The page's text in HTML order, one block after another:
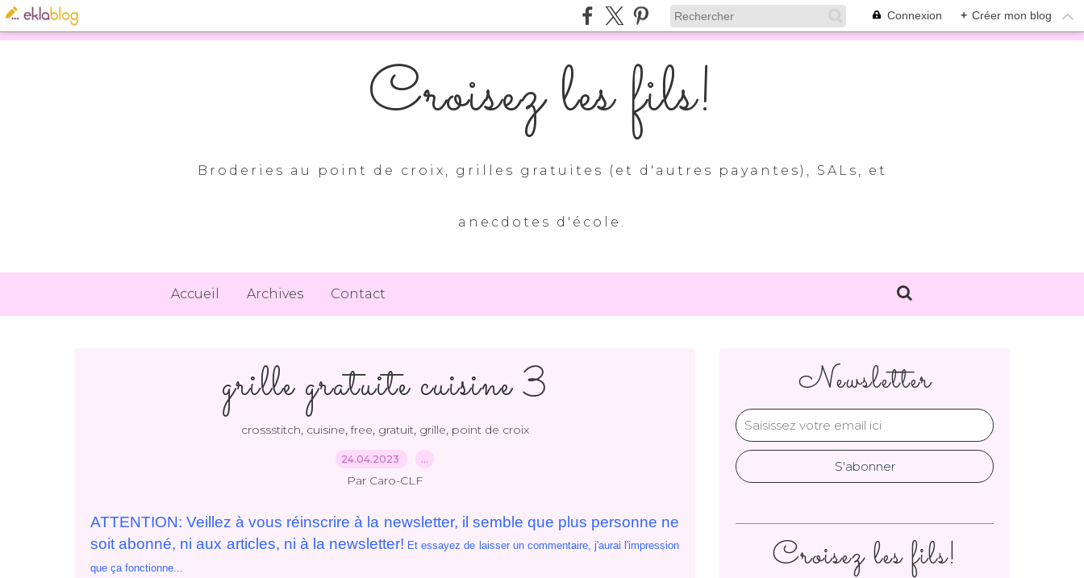
Connexion + Créer mon blog
Croisez les fils!
Broderies au point de croix, grilles gratuites (et d'autres payantes), SALs, et
anecdotes d'école.
Accueil Archives Contact
grille gratuite cuisine 3
crossstitch, cuisine,free, gratuit, grille, point de croix
24.04.2023 …
Par Caro-CLF
ATTENTION: Veillez à vous réinscrire à la newsletter, il semble que plus personne ne
soit abonné, ni aux articles, ni à la newsletter! Et essayez de laisser un commentaire, j'aurai l'impression
que ça fonctionne...
Newsletter
Croisez les fils!